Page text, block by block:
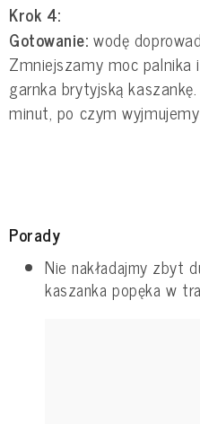
Krok 4:
Gotowanie: wodę
Zmniejszamy moc palnika
garnka brytyjską
minut, po czym
Porady
Nie nakładajmy zbyt
kaszanka popęka w